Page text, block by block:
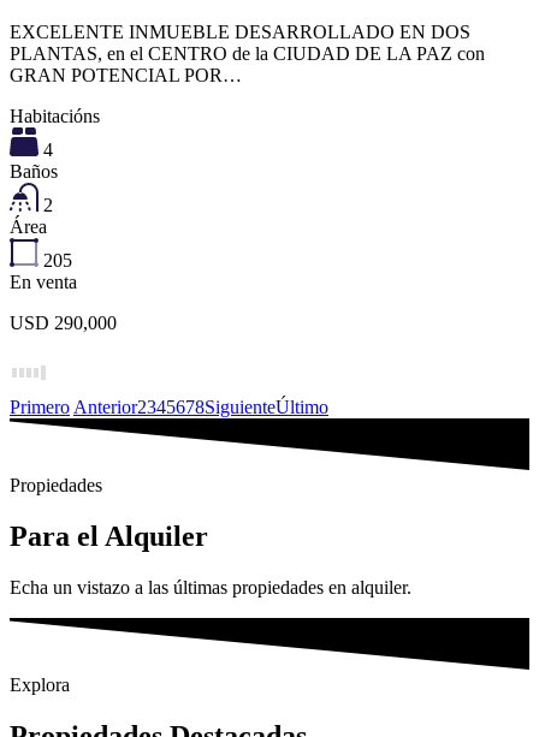
EXCELENTE INMUEBLE DESARROLLADO EN DOS
PLANTAS, en el CENTRO de la CIUDAD DE LA PAZ con
GRAN POTENCIAL POR…
Habitacións
4
Baños
2
Área
205
En venta
USD 290,000
Primero Anterior2345678SiguienteÚltimo
Propiedades
Para el Alquiler
Echa un vistazo a las últimas propiedades en alquiler.
Explora